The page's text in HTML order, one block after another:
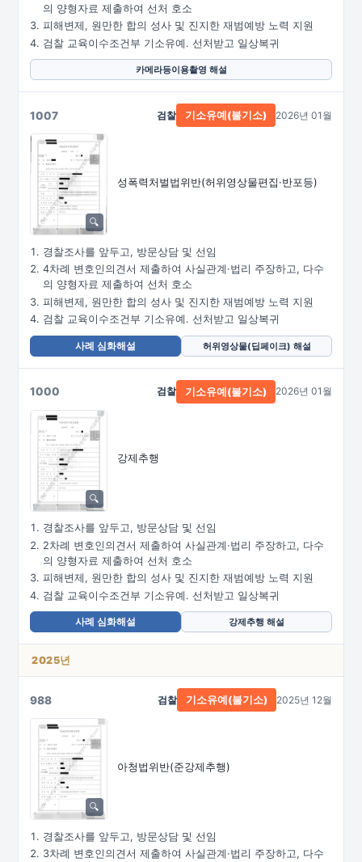
의 양형자료 제출하여 선처 호소
피해변제, 원만한 합의 성사 및 진지한 재범예방 노력 지원
검찰 교육이수조건부 기소유예. 선처받고 일상복귀
카메라등이용촬영 해설
1007
성폭력처벌법위반(허위영상물편집·반포등)
검찰 기소유예(불기소) 2026년 01월
경찰조사를 앞두고, 방문상담 및 선임
4차례 변호인의견서 제출하여 사실관계·법리 주장하고, 다수
의 양형자료 제출하여 선처 호소
피해변제, 원만한 합의 성사 및 진지한 재범예방 노력 지원
검찰 교육이수조건부 기소유예. 선처받고 일상복귀
사례 심화해설 허위영상물(딥페이크) 해설
1000
강제추행
검찰 기소유예(불기소) 2026년 01월
경찰조사를 앞두고, 방문상담 및 선임
2차례 변호인의견서 제출하여 사실관계·법리 주장하고, 다수
의 양형자료 제출하여 선처 호소
피해변제, 원만한 합의 성사 및 진지한 재범예방 노력 지원
검찰 교육이수조건부 기소유예. 선처받고 일상복귀
사례 심화해설 강제추행 해설
2025년
988
아청법위반(준강제추행)
검찰 기소유예(불기소) 2025년 12월
경찰조사를 앞두고, 방문상담 및 선임
3차례 변호인의견서 제출하여 사실관계·법리 주장하고, 다수